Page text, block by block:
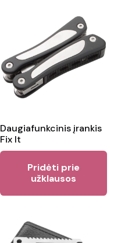
Daugiafunkcinis įrankis
Fix It
Pridėti prie
užklausos